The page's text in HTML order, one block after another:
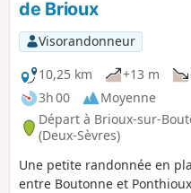
de Brioux
Visorandonneur
10,25 km
+13 m
3h 00
Moyenne
Départ à Brioux-sur-
(Deux-Sèvres)
Une petite randonnée en
entre Boutonne et